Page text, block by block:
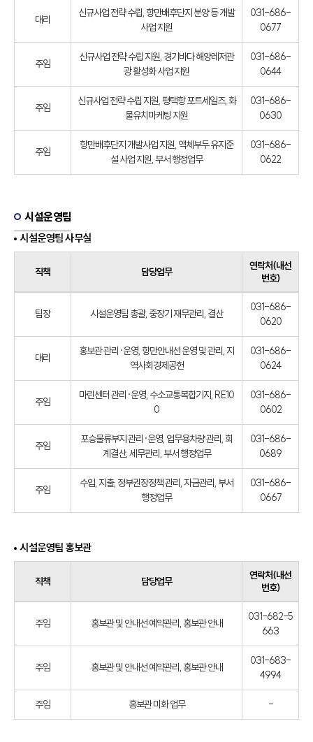
대리
신규사업 전략 수립, 항만배후단지 분양 등 개발
사업 지원
031-686-
0677
주임
신규사업 전략 수립 지원, 경기바다 해양레저관
광 활성화 사업 지원
031-686-
0644
주임
신규사업 전략 수립 지원, 평택항 포트세일즈, 화
물유치마케팅 지원
031-686-
0630
주임
항만배후단지 개발사업 지원, 액체부두 유지준
설 사업 지원, 부서 행정업무
031-686-
0622
시설운영팀
시설운영팀 사무실
직책 담당업무
연락처(내선
번호)
팀장 시설운영팀 총괄, 중장기 재무관리, 결산
031-686-
0620
대리
홍보관 관리·운영, 항만안내선 운영 및 관리, 지
역사회경제공헌
031-686-
0624
주임
마린센터 관리·운영, 수소교통복합기지, RE10
0
031-686-
0602
주임
포승물류부지 관리·운영, 업무용차량 관리, 회
계결산, 세무관리, 부서 행정업무
031-686-
0689
주임
수입, 지출, 정부권장정책 관리, 자금관리, 부서
행정업무
031-686-
0667
시설운영팀 홍보관
직책 담당업무
연락처(내선
번호)
주임 홍보관 및 안내선 예약관리, 홍보관 안내
031-682-5
663
주임 홍보관 및 안내선 예약관리, 홍보관 안내
031-683-
4994
주임 홍보관 미화 업무 -